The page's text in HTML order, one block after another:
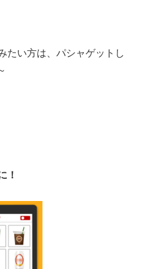
たい方は、パシャゲットし
！